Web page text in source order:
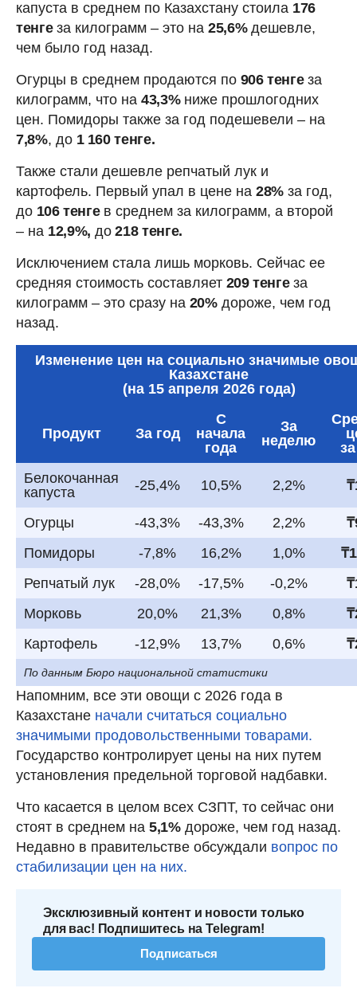
капуста в среднем по Казахстану стоила 176
тенгеза килограмм – это на25,6%дешевле,
чем было год назад.
Огурцы в среднем продаются по 906 тенгеза
килограмм, что на 43,3%ниже прошлогодних
цен. Помидоры также за год подешевели – на
7,8%, до 1 160 тенге.
Также стали дешевле репчатый лук и
картофель. Первый упал в цене на 28% за год,
до 106 тенгев среднем за килограмм, а второй
– на 12,9%, до218 тенге.
Исключением стала лишь морковь. Сейчас ее
средняя стоимость составляет 209 тенгеза
килограмм – это сразу на 20%дороже, чем год
назад.
Изменение цен на социально значимые
Казахстане
(на 15 апреля 2026 года)
Продукт За год
С
начала
года
За
неделю
Белокочанная
капуста
-25,4% 10,5% 2,2%
Огурцы -43,3% -43,3% 2,2%
Помидоры
-7,8% 16,2% 1,0%
Репчатый лук
-28,0% -17,5% -0,2%
Морковь
20,0% 21,3% 0,8%
Картофель
-12,9% 13,7% 0,6%
По данным Бюро национальной статистики
Напомним, все эти овощи с 2026 года в
Казахстане начали считаться социально
значимыми продовольственными товарами.
Государство контролирует цены на них путем
установления предельной торговой надбавки.
Что касается в целом всех СЗПТ, то сейчас они
стоят в среднем на 5,1%дороже, чем год назад.
Недавно в правительстве обсуждали вопрос по
стабилизации цен на них.
Эксклюзивный контент и новости только
для вас! Подпишитесь на Telegram!
Подписаться